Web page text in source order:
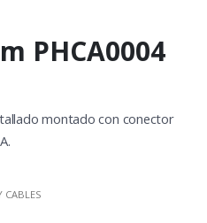
PHCA0004
montado con conector
CABLES